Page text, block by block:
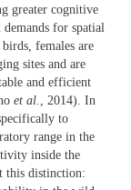
greater cognitive
for spatial
females are
sites and are
and efficient
et al. , 2014). In
to
range in the
inside the
this distinction: